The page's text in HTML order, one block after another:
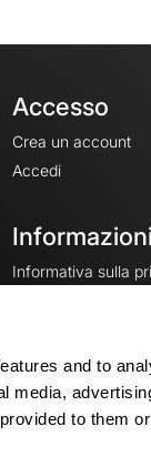
and to
media,
to them
Accesso
Crea un account
Accedi
Informativa sulla
Impostazioni dei